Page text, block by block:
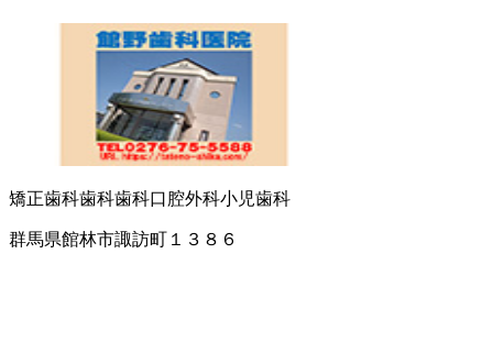
矯正歯科歯科歯科口腔外科小児歯科
群馬県館林市諏訪町１３８６